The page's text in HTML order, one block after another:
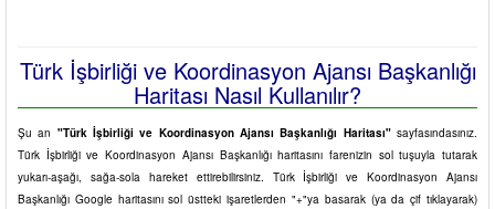
Türk İşbirliği ve Koordinasyon Ajansı Başkanlığı
Haritası Nasıl Kullanılır?
Şu an "Türk İşbirliği ve Koordinasyon Ajansı Başkanlığı Haritası"sayfasındasınız.
Türk İşbirliği ve Koordinasyon Ajansı Başkanlığı haritasını farenizin sol tuşuyla tutarak
yukarı-aşağı, sağa-sola hareket ettirebilirsiniz. Türk İşbirliği ve Koordinasyon Ajansı
Başkanlığı Google haritasını sol üstteki işaretlerden "+"ya basarak (ya da çif tıklayarak)